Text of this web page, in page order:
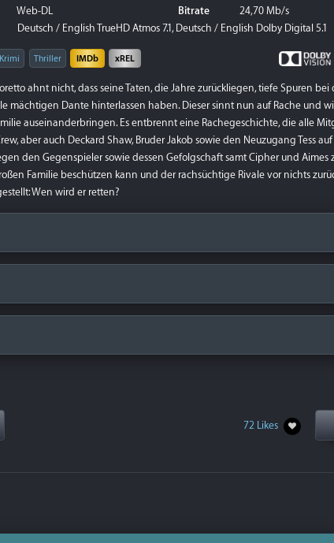
Web-DL
Deutsch / English TrueHD Atmos 7.1, Deutsch / English Dolby Digital 5.1
Bitrate
24,70 Mb/s
Krimi Thriller IMDb xREL
ahnt nicht, dass seine Taten, die Jahre zurückliegen, tiefe Spuren bei
mächtigen Dante hinterlassen haben. Dieser sinnt nun auf Rache und
auseinanderbringen. Es entbrennt eine Rachegeschichte, die alle
aber auch Deckard Shaw, Bruder Jakob sowie den Neuzugang Tess
den Gegenspieler sowie dessen Gefolgschaft samt Cipher und Aimes
Familie beschützen kann und der rachsüchtige Rivale vor nichts
Wen wird er retten?
72 Likes